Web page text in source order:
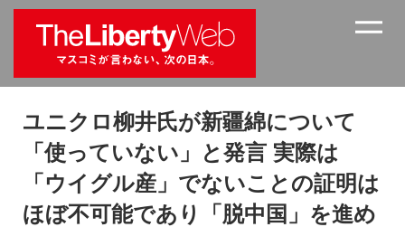
ユニクロ柳井氏が新疆綿について
「使っていない」と発言 実際は
「ウイグル産」でないことの証明は
ほぼ不可能であり「脱中国」を進め